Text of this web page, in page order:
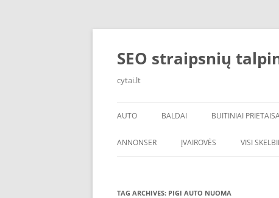
Skip
SEO straipsnių
cytai.lt
AUTO
PADANGOS
BALDAI BUITINIAI
ANNONSER ĮVAIROVĖS VISI
TAG ARCHIVES: PIGI AUTO NUOMA